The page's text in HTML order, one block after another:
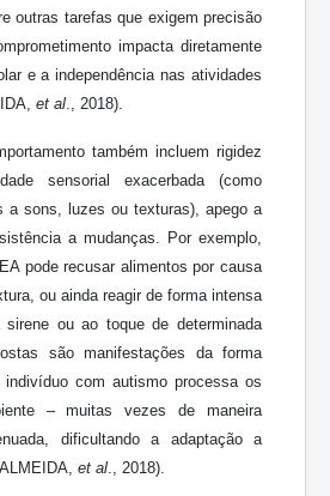
outras tarefas que exigem precisão
impacta diretamente
e a independência nas atividades
et al ., 2018).
também incluem rigidez
sensorial exacerbada (como
a sons, luzes ou texturas), apego a
a mudanças. Por exemplo,
pode recusar alimentos por causa
ou ainda reagir de forma intensa
ou ao toque de determinada
são manifestações da forma
com autismo processa os
– muitas vezes de maneira
dificultando a adaptação a
et al ., 2018).